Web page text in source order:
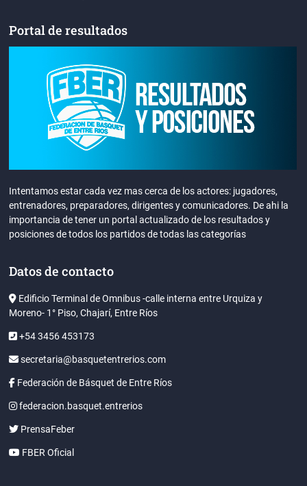
Portal de resultados
Intentamos estar cada vez mas cerca de los actores: jugadores,
entrenadores, preparadores, dirigentes y comunicadores. De ahi la
importancia de tener un portal actualizado de los resultados y
posiciones de todos los partidos de todas las categorías
Datos de contacto
Edificio Terminal de Omnibus -calle interna entre Urquiza y
Moreno- 1° Piso, Chajarí, Entre Ríos
+54 3456 453173
secretaria@basquetentrerios.com
Federación de Básquet de Entre Ríos
federacion.basquet.entrerios
PrensaFeber
FBER Oficial